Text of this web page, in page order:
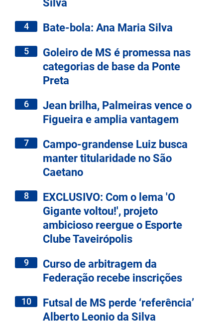
Silva
4 Bate-bola: Ana Maria Silva
5
Goleiro de MS é promessa nas
categorias de base da Ponte
Preta
6
Jean brilha, Palmeiras vence o
Figueira e amplia vantagem
7
Campo-grandense Luiz busca
manter titularidade no São
Caetano
8
EXCLUSIVO: Com o lema 'O
Gigante voltou!', projeto
ambicioso reergue o Esporte
Clube Taveirópolis
9
Curso de arbitragem da
Federação recebe inscrições
10
Futsal de MS perde ‘referência’
Alberto Leonio da Silva